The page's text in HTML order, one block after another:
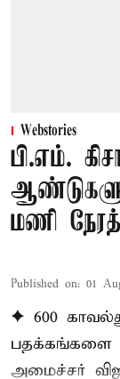
Webstories
பி.எம்.
மணி
Published on: 01
✦ 600
பதக்கங்களை
அமைச்சர்